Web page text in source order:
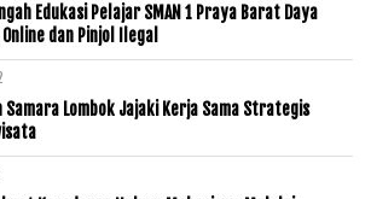
Edukasi Pelajar SMAN 1 Praya Barat Daya
dan Pinjol Ilegal
Samara Lombok Jajaki Kerja Sama Strategis